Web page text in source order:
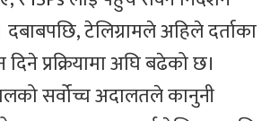
टेलिग्रामले अहिले दर्ताका
प्रक्रियामा अघि बढेको छ।
सर्वोच्च अदालतले कानुनी